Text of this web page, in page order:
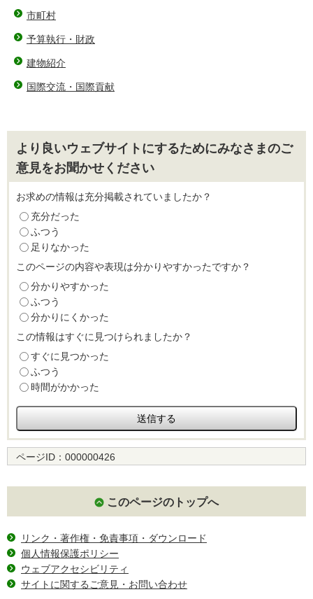
市町村
予算執行・財政
建物紹介
国際交流・国際貢献
より良いウェブサイトにするためにみなさまのご
意見をお聞かせください
お求めの情報は充分掲載されていましたか？
充分だった
ふつう
足りなかった
このページの内容や表現は分かりやすかったですか？
分かりやすかった
ふつう
分かりにくかった
この情報はすぐに見つけられましたか？
すぐに見つかった
ふつう
時間がかかった
ページID： 000000426
このページのトップへ
リンク・著作権・免責事項・ダウンロード
個人情報保護ポリシー
ウェブアクセシビリティ
サイトに関するご意見・お問い合わせ